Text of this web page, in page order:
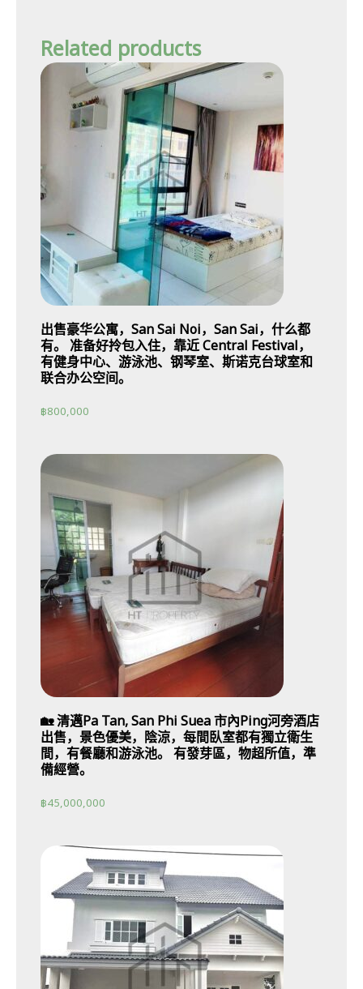
Related products
出售豪华公寓，San Sai Noi，San Sai，什么都
有。 准备好拎包入住，靠近 Central Festival，
有健身中心、游泳池、钢琴室、斯诺克台球室和
联合办公空间。
฿800,000
🏡 清邁Pa Tan, San Phi Suea 市內Ping河旁酒店
出售，景色優美，陰涼，每間臥室都有獨立衛生
間，有餐廳和游泳池。 有發芽區，物超所值，準
備經營。
฿45,000,000